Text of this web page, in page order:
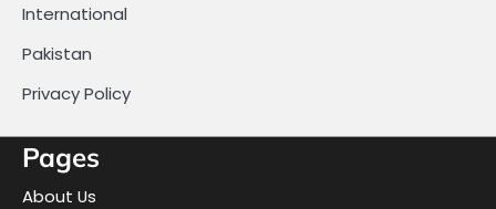
International
Pakistan
Privacy Policy
Pages
About Us